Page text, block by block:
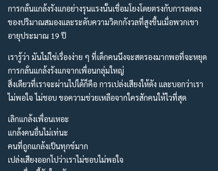
การกลั่นแกล้งรังแกอย่างรุนแรงนั้นเชื่อมโยงโดยตรงกับการลดลง
ของปริมาณสมองและระดับความวิตกกังวลที่สูงขึ้นเมื่อพวกเขา
อายุประมาณ 19 ปี
เรารู้ว่า มันไม่ใช่เรื่องง่าย ๆ ที่เด็กคนนึงจะสตรองมากพอที่จะหยุด
การกลั่นแกล้งรังแกจากเพื่อนกลุ่มใหญ่
สิ่งเดียวที่เราจะผ่านไปได้ก็คือ การเปล่งเสียงให้ดัง และบอกว่าเรา
ไม่พอใจ ไม่ชอบ ขอความช่วยเหลือจากใครสักคนให้ไวที่สุด
เลิกแกล้งเพื่อนเหอะ
แกล้งคนอื่นไม่เท่นะ
คนที่ถูกแกล้งเป็นทุกข์มาก
เปล่งเสียงออกไปว่าเราไม่ชอบไม่พอใจ